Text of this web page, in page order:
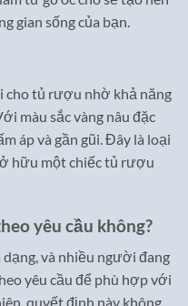
gian sống của bạn.
cho tủ rượu nhờ khả năng
màu sắc vàng nâu đặc
áp và gần gũi. Đây là loại
hữu một chiếc tủ rượu
yêu cầu không?
và nhiều người đang
yêu cầu để phù hợp với
quyết định này không